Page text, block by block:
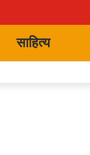
साहित्य